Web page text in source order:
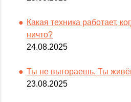
Какая техника работает,
ничто?
24.08.2025
Ты не выгораешь. Ты
23.08.2025